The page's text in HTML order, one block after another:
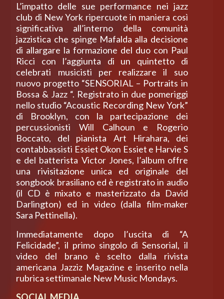
L’impatto delle sue performance nei jazz
club di New York ripercuote in maniera così
significativa all’interno della comunità
jazzistica che spinge Mafalda alla decisione
di allargare la formazione del duo con Paul
Ricci con l’aggiunta di un quintetto di
celebrati musicisti per realizzare il suo
nuovo progetto “SENSORIAL – Portraits in
Bossa & Jazz “. Registrato in due pomeriggi
nello studio “Acoustic Recording New York”
di Brooklyn, con la partecipazione dei
percussionisti Will Calhoun e Rogerio
Boccato, del pianista Art Hirahara, dei
contabbassisti Essiet Okon Essiet e Harvie S
e del batterista Victor Jones, l’album offre
una rivisitazione unica ed originale del
songbook brasiliano ed è registrato in audio
(il CD è mixato e masterizzato da David
Darlington) ed in video (dalla film-maker
Sara Pettinella).
Immediatamente dopo l’uscita di “A
Felicidade”, il primo singolo di Sensorial, il
video del brano è scelto dalla rivista
americana Jazziz Magazine e inserito nella
rubrica settimanale New Music Mondays.